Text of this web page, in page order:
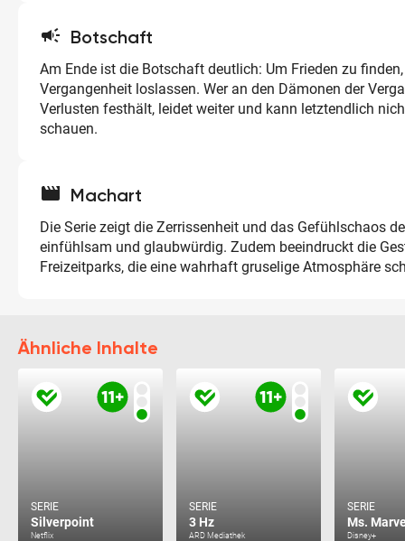
campaign Botschaft
Am Ende ist die Botschaft deutlich: Um Frieden zu
Vergangenheit loslassen. Wer an den Dämonen der
Verlusten festhält, leidet weiter und kann letztendlich
schauen.
movie Machart
Die Serie zeigt die Zerrissenheit und das Gefühlschaos
einfühlsam und glaubwürdig. Zudem beeindruckt die
Freizeitparks, die eine wahrhaft gruselige Atmosphäre
Ähnliche Inhalte
SERIE
Silverpoint
Netflix
SERIE
3 Hz
ARD Mediathek
SERIE
Ms.
Disney+